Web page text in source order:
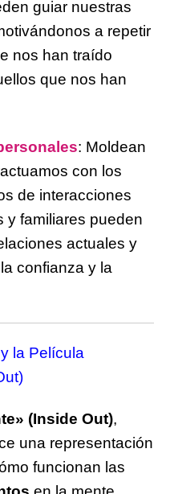
guiar nuestras
a repetir
nos han traído
que nos han
: Moldean
con los
de interacciones
y familiares pueden
actuales y
confianza y la
la Película
(Inside Out),
una representación
funcionan las